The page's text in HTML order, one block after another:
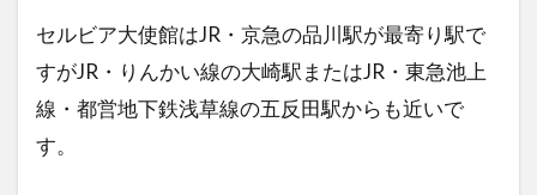
セルビア大使館はJR・京急の品川駅が最寄り駅で
すがJR・りんかい線の大崎駅またはJR・東急池上
線・都営地下鉄浅草線の五反田駅からも近いで
す。